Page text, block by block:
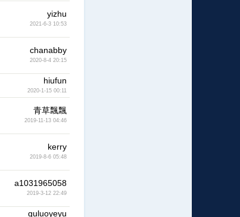
yizhu
2021-6-3 10:53
chanabby
2020-8-4 20:15
hiufun
2020-1-15 00:11
青草飄飄
2019-11-13 04:46
kerry
2019-8-6 05:48
a1031965058
2019-3-12 22:49
guluoyeyu